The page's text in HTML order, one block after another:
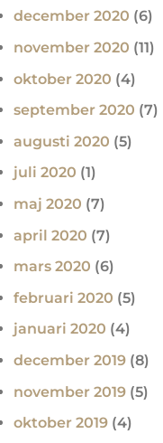
december 2020 (6)
november 2020 (11)
oktober 2020 (4)
september 2020 (7)
augusti 2020 (5)
juli 2020 (1)
maj 2020 (7)
april 2020 (7)
mars 2020 (6)
februari 2020 (5)
januari 2020 (4)
december 2019 (8)
november 2019 (5)
oktober 2019 (4)